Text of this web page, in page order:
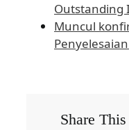
Outstanding
Muncul
Share